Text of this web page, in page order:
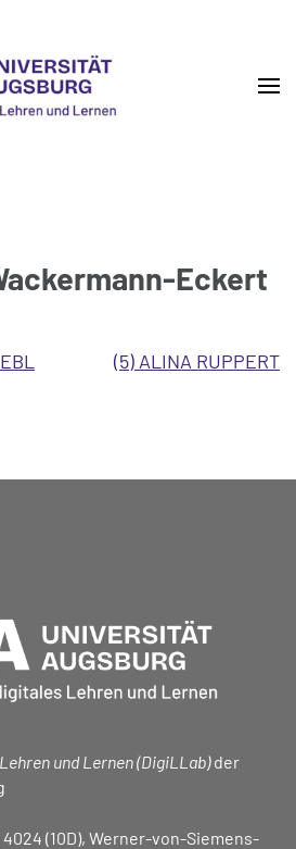
Eckert
(5) ALINA RUPPERT
und Lernen (DigiLLab)der
(10D), Werner-von-Siemens-